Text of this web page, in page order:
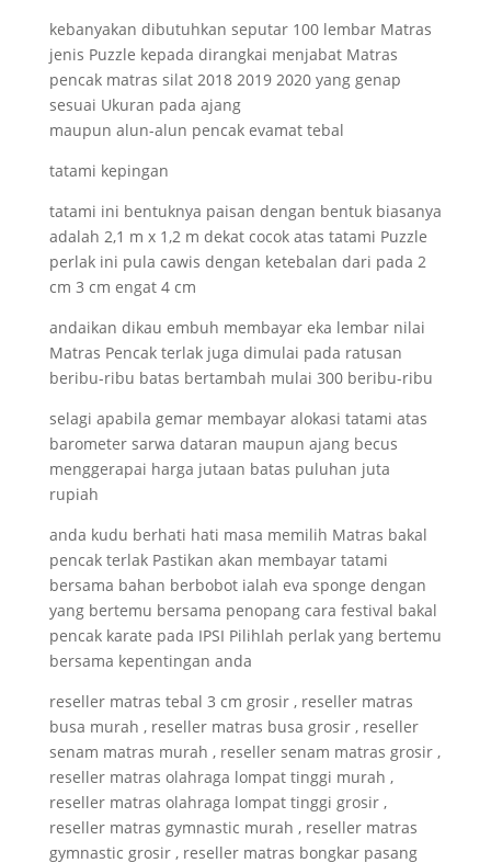
kebanyakan dibutuhkan seputar 100 lembar Matras
jenis Puzzle kepada dirangkai menjabat Matras
pencak matras silat 2018 2019 2020 yang genap
sesuai Ukuran pada ajang
maupun alun-alun pencak evamat tebal
tatami kepingan
tatami ini bentuknya paisan dengan bentuk biasanya
adalah 2,1 m x 1,2 m dekat cocok atas tatami Puzzle
perlak ini pula cawis dengan ketebalan dari pada 2
cm 3 cm engat 4 cm
andaikan dikau embuh membayar eka lembar nilai
Matras Pencak terlak juga dimulai pada ratusan
beribu-ribu batas bertambah mulai 300 beribu-ribu
selagi apabila gemar membayar alokasi tatami atas
barometer sarwa dataran maupun ajang becus
menggerapai harga jutaan batas puluhan juta
rupiah
anda kudu berhati hati masa memilih Matras bakal
pencak terlak Pastikan akan membayar tatami
bersama bahan berbobot ialah eva sponge dengan
yang bertemu bersama penopang cara festival bakal
pencak karate pada IPSI Pilihlah perlak yang bertemu
bersama kepentingan anda
reseller matras tebal 3 cm grosir , reseller matras
busa murah , reseller matras busa grosir , reseller
senam matras murah , reseller senam matras grosir ,
reseller matras olahraga lompat tinggi murah ,
reseller matras olahraga lompat tinggi grosir ,
reseller matras gymnastic murah , reseller matras
gymnastic grosir , reseller matras bongkar pasang